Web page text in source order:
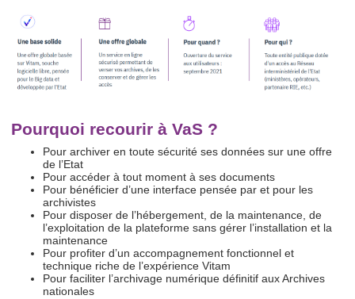
Pourquoi recourir à VaS ?
Pour archiver en toute sécurité ses données sur une offre
de l’Etat
Pour accéder à tout moment à ses documents
Pour bénéficier d’une interface pensée par et pour les
archivistes
Pour disposer de l’hébergement, de la maintenance, de
l’exploitation de la plateforme sans gérer l’installation et la
maintenance
Pour profiter d’un accompagnement fonctionnel et
technique riche de l’expérience Vitam
Pour faciliter l’archivage numérique définitif aux Archives
nationales